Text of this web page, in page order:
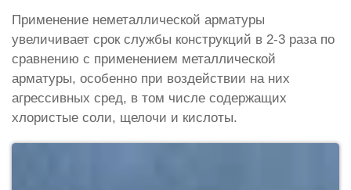
Применение неметаллической арматуры
увеличивает срок службы конструкций в 2-3 раза по
сравнению с применением металлической
арматуры, особенно при воздействии на них
агрессивных сред, в том числе содержащих
хлористые соли, щелочи и кислоты.